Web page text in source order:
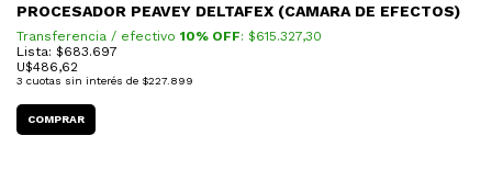
PROCESADOR PEAVEY DELTAFEX (CAMARA DE EFECTOS)
Transferencia / efectivo 10% OFF: $615.327,30
Lista: $683.697
U$486,62
3 cuotas sin interés de $227.899